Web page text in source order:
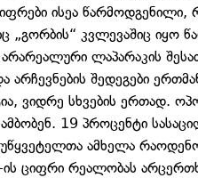
ისეა წარმოდგენილი,
კვლევაშიც იყო
ლაპარაკის
არჩევნების შედეგები
ვიდრე სხვების ერთად.
19 პროცენტი
ამხელა
ის ციფრი რეალობას